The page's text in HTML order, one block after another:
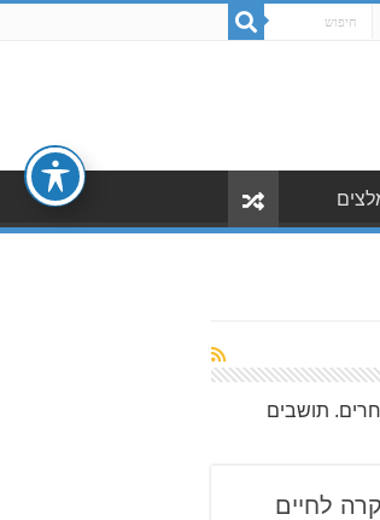
תושבים
לחיים